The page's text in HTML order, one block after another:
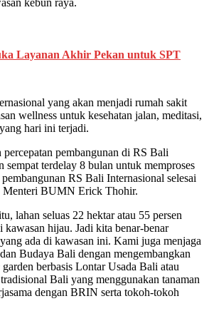
kebun raya.
Layanan Akhir Pekan untuk SPT
yang akan menjadi rumah sakit
wellness untuk kesehatan jalan, meditasi,
hari ini terjadi.
pembangunan di RS Bali
sempat terdelay 8 bulan untuk memproses
RS Bali Internasional selesai
Menteri BUMN Erick Thohir.
lahan seluas 22 hektar atau 55 persen
kawasan hijau. Jadi kita benar-benar
ada di kawasan ini. Kami juga menjaga
Budaya Bali dengan mengembangkan
berbasis Lontar Usada Bali atau
Bali yang menggunakan tanaman
dengan BRIN serta tokoh-tokoh